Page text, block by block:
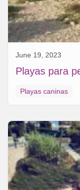
June 19, 2023
Playas para
Playas caninas